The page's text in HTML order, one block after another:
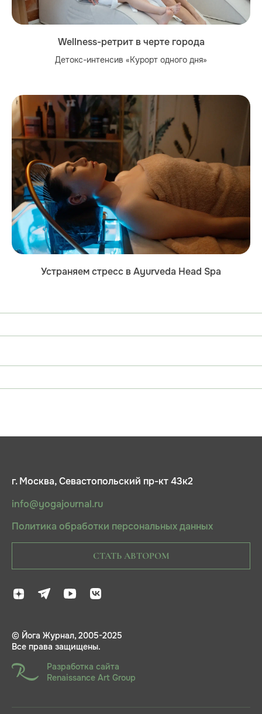
Wellness-ретрит в черте города
Детокс-интенсив «Курорт одного дня»
Устраняем стресс в Ayurveda Head Spa
г. Москва, Севастопольский пр-кт 43к2
info@yogajournal.ru
Политика обработки персональных данных
СТАТЬ АВТОРОМ
© Йога Журнал, 2005-2025
Все права защищены.
Разработка сайта
Renaissance Art Group